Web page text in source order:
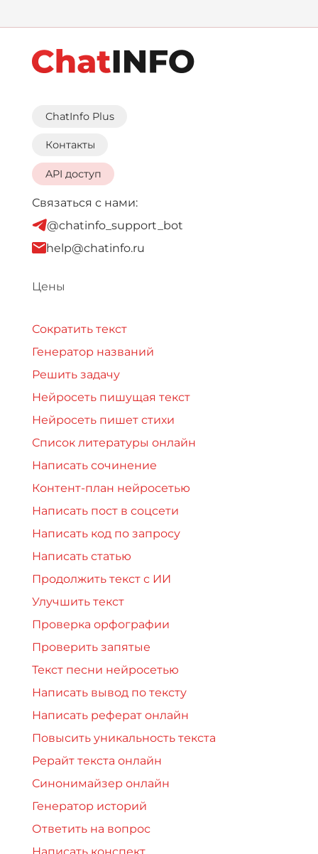
ChatInfo Plus
Контакты
API доступ
Связаться с нами:
@chatinfo_support_bot
help@chatinfo.ru
Цены
Сократить текст
Генератор названий
Решить задачу
Нейросеть пишущая текст
Нейросеть пишет стихи
Список литературы онлайн
Написать сочинение
Контент-план нейросетью
Написать пост в соцсети
Написать код по запросу
Написать статью
Продолжить текст с ИИ
Улучшить текст
Проверка орфографии
Проверить запятые
Текст песни нейросетью
Написать вывод по тексту
Написать реферат онлайн
Повысить уникальность текста
Рерайт текста онлайн
Синонимайзер онлайн
Генератор историй
Ответить на вопрос
Написать конспект